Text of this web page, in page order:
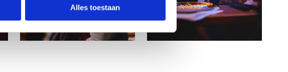
Alles toestaan